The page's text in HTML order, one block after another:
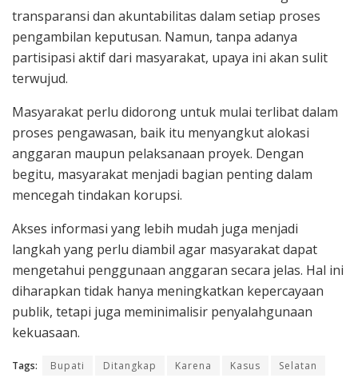
transparansi dan akuntabilitas dalam setiap proses
pengambilan keputusan. Namun, tanpa adanya
partisipasi aktif dari masyarakat, upaya ini akan sulit
terwujud.
Masyarakat perlu didorong untuk mulai terlibat dalam
proses pengawasan, baik itu menyangkut alokasi
anggaran maupun pelaksanaan proyek. Dengan
begitu, masyarakat menjadi bagian penting dalam
mencegah tindakan korupsi.
Akses informasi yang lebih mudah juga menjadi
langkah yang perlu diambil agar masyarakat dapat
mengetahui penggunaan anggaran secara jelas. Hal ini
diharapkan tidak hanya meningkatkan kepercayaan
publik, tetapi juga meminimalisir penyalahgunaan
kekuasaan.
Tags: Bupati Ditangkap Karena Kasus
Selatan